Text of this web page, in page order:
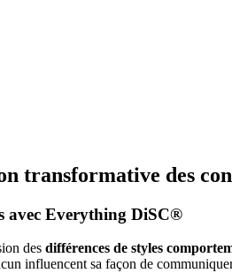
transformative des
avec Everything DiSC®
des différences de styles
influencent sa façon de